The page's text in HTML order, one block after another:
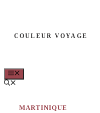
contenu
COULEUR VOYAGE
MENU
MARTINIQUE